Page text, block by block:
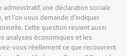
une déclaration sociale
et l’on vous demande d’indiquer
Cette question revient aussi
analyses économiques et les
vous réellement ce que recouvrent